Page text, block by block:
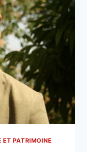
ET PATRIMOINE